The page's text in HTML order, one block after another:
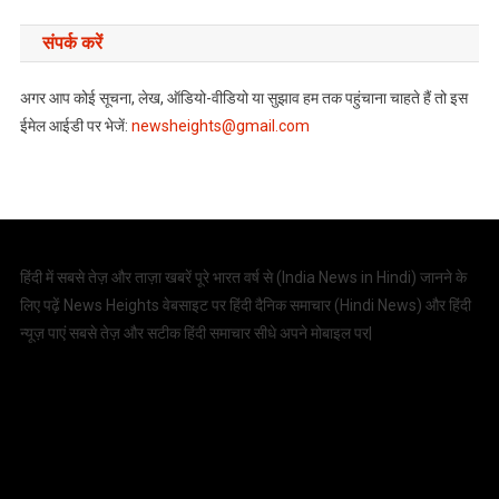
संपर्क करें
अगर आप कोई सूचना, लेख, ऑडियो-वीडियो या सुझाव हम तक पहुंचाना चाहते हैं तो इस
ईमेल आईडी पर भेजें: newsheights@gmail.com
हिंदी में सबसे तेज़ और ताज़ा खबरें पूरे भारत वर्ष से (India News in Hindi) जानने के
लिए पढ़ें News Heights वेबसाइट पर हिंदी दैनिक समाचार (Hindi News) और हिंदी
न्यूज़ पाएं सबसे तेज़ और सटीक हिंदी समाचार सीधे अपने मोबाइल पर|